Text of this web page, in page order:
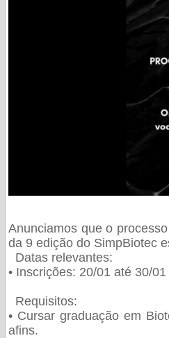
Anunciamos que o
da 9 edição do SimpBiotec
Datas relevantes:
• Inscrições: 20/01 até 30/01
Requisitos:
• Cursar graduação em
afins.